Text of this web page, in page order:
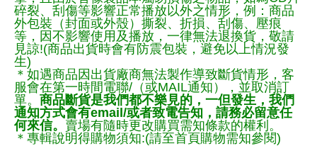
碎裂、刮傷等影響正常播放以外之情形，例：商品
外包裝（封面或外殼）撕裂、折損、刮傷、壓痕
等，因不影響使用及播放，一律無法退換貨，敬請
見諒!(商品出貨時會有防震包裝，避免以上情況發
生)
＊如遇商品因出貨廠商無法製作導致斷貨情形，客
服會在第一時間電聯/（或MAIL通知），並取消訂
單。 商品斷貨是我們都不樂見的，一但發生，我們
通知方式會有email/或者致電告知，請務必留意任
何來信。 賣場有隨時更改購買需知條款的權利。
＊專輯說明得購物須知:(請至首頁購物需知參閱)